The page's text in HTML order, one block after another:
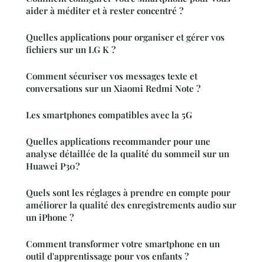
aider à méditer et à rester concentré ?
Quelles applications pour organiser et gérer vos
fichiers sur un LG K ?
Comment sécuriser vos messages texte et
conversations sur un Xiaomi Redmi Note ?
Les smartphones compatibles avec la 5G
Quelles applications recommander pour une
analyse détaillée de la qualité du sommeil sur un
Huawei P30?
Quels sont les réglages à prendre en compte pour
améliorer la qualité des enregistrements audio sur
un iPhone ?
Comment transformer votre smartphone en un
outil d'apprentissage pour vos enfants ?